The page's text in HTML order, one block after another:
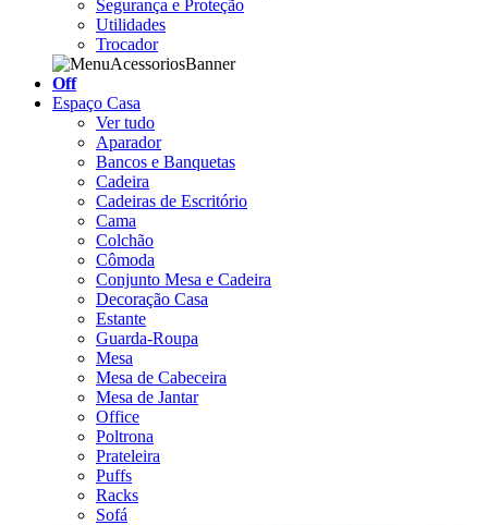
Segurança e Proteção
Utilidades
Trocador
Off
Espaço Casa
Ver tudo
Aparador
Bancos e Banquetas
Cadeira
Cadeiras de Escritório
Cama
Colchão
Cômoda
Conjunto Mesa e Cadeira
Decoração Casa
Estante
Guarda-Roupa
Mesa
Mesa de Cabeceira
Mesa de Jantar
Office
Poltrona
Prateleira
Puffs
Racks
Sofá